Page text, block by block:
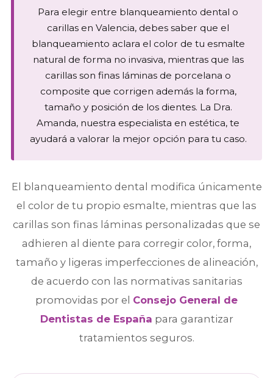
Para elegir entre blanqueamiento dental o
carillas en Valencia, debes saber que el
blanqueamiento aclara el color de tu esmalte
natural de forma no invasiva, mientras que las
carillas son finas láminas de porcelana o
composite que corrigen además la forma,
tamaño y posición de los dientes. La Dra.
Amanda, nuestra especialista en estética, te
ayudará a valorar la mejor opción para tu caso.
El blanqueamiento dental modifica únicamente
el color de tu propio esmalte, mientras que las
carillas son finas láminas personalizadas que se
adhieren al diente para corregir color, forma,
tamaño y ligeras imperfecciones de alineación,
de acuerdo con las normativas sanitarias
promovidas por el Consejo General de
Dentistas de España para garantizar
tratamientos seguros.